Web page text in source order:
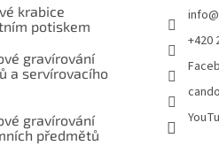
r
v
y
v
i
s
krabice
potiskem
gravírování
a servírovacího
gravírování
předmětů
info@
+420